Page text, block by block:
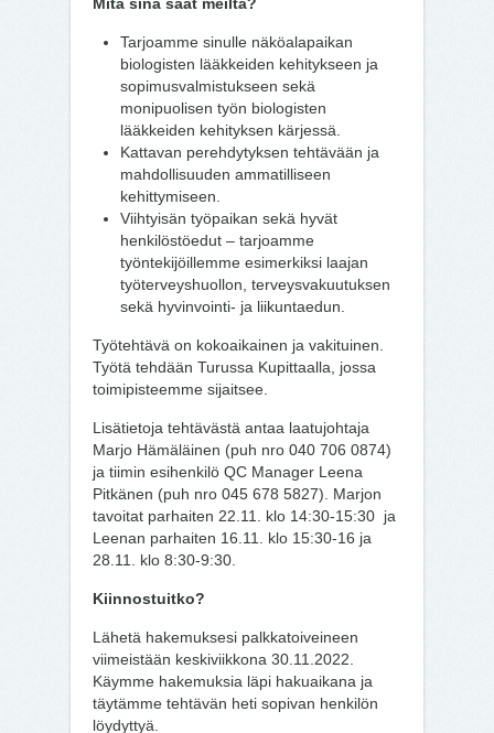
Tarjoamme sinulle näköalapaikan
biologisten lääkkeiden kehitykseen ja
sopimusvalmistukseen sekä
monipuolisen työn biologisten
lääkkeiden kehityksen kärjessä.
Kattavan perehdytyksen tehtävään ja
mahdollisuuden ammatilliseen
kehittymiseen.
Viihtyisän työpaikan sekä hyvät
henkilöstöedut – tarjoamme
työntekijöillemme esimerkiksi laajan
työterveyshuollon, terveysvakuutuksen
sekä hyvinvointi- ja liikuntaedun.
Työtehtävä on kokoaikainen ja vakituinen.
Työtä tehdään Turussa Kupittaalla, jossa
toimipisteemme sijaitsee.
Lisätietoja tehtävästä antaa laatujohtaja
Marjo Hämäläinen (puh nro 040 706 0874)
ja tiimin esihenkilö QC Manager Leena
Pitkänen (puh nro 045 678 5827). Marjon
tavoitat parhaiten 22.11. klo 14:30-15:30 ja
Leenan parhaiten 16.11. klo 15:30-16 ja
28.11. klo 8:30-9:30.
Kiinnostuitko?
Lähetä hakemuksesi palkkatoiveineen
viimeistään keskiviikkona 30.11.2022.
Käymme hakemuksia läpi hakuaikana ja
täytämme tehtävän heti sopivan henkilön
löydyttyä.